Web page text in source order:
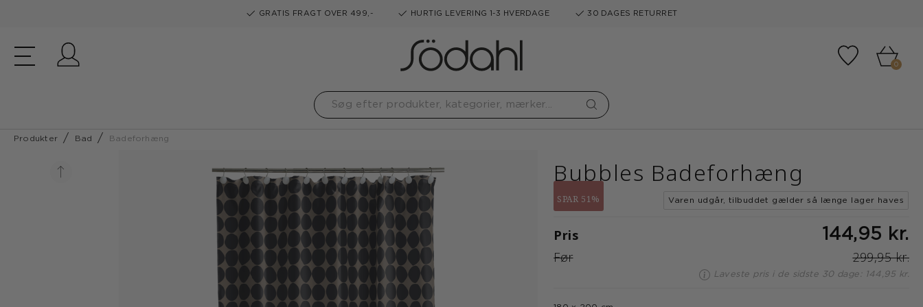
GRATIS FRAGT OVER 499,- HURTIG LEVERING 1-3 HVERDAGE 30 DAGES RETURRET
Tilføj til
0
Produkter Bad Badeforhæng
Bubbles Badeforhæng
SPAR 51% Varen udgår, tilbuddet gælder så længe lager haves
Pris 144,95 kr.
Før 299,95 kr.
Laveste pris i de sidste 30 dage: 144,95 kr.